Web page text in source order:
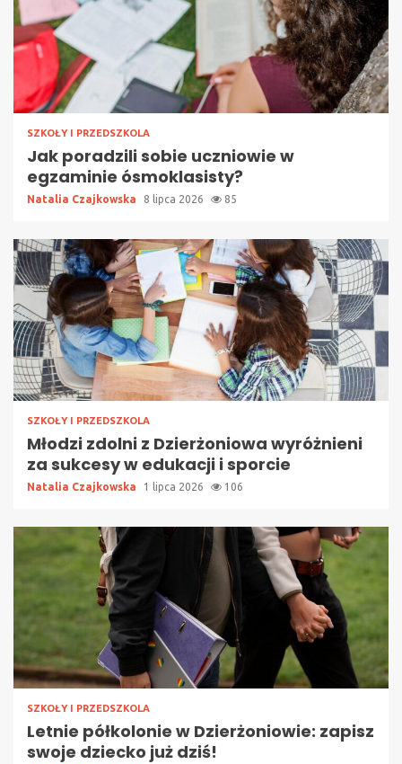
SZKOŁY I PRZEDSZKOLA
Jak poradzili sobie uczniowie w
egzaminie ósmoklasisty?
Natalia Czajkowska 8 lipca 2026 85
SZKOŁY I PRZEDSZKOLA
Młodzi zdolni z Dzierżoniowa wyróżnieni
za sukcesy w edukacji i sporcie
Natalia Czajkowska 1 lipca 2026 106
SZKOŁY I PRZEDSZKOLA
Letnie półkolonie w Dzierżoniowie: zapisz
swoje dziecko już dziś!